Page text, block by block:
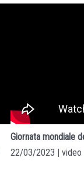
Giornata mondiale
22/03/2023 | video